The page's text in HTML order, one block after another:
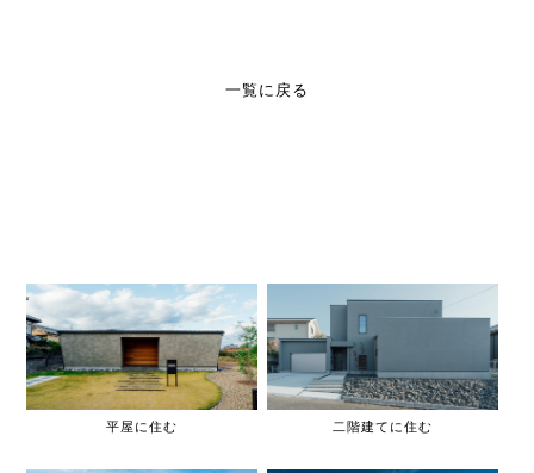
一覧に戻る
平屋に住む 二階建てに住む